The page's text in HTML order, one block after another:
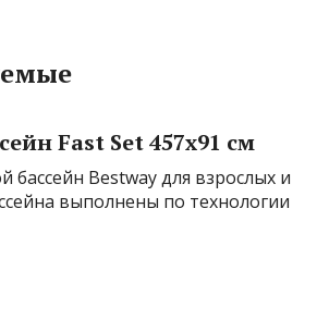
Fast Set 457х91 см
бассейн Bestway для взрослых и
выполнены по технологии